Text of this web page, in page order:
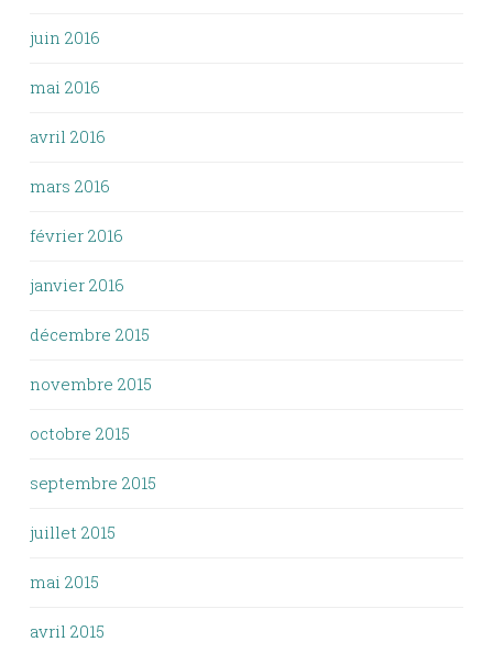
juin 2016
mai 2016
avril 2016
mars 2016
février 2016
janvier 2016
décembre 2015
novembre 2015
octobre 2015
septembre 2015
juillet 2015
mai 2015
avril 2015